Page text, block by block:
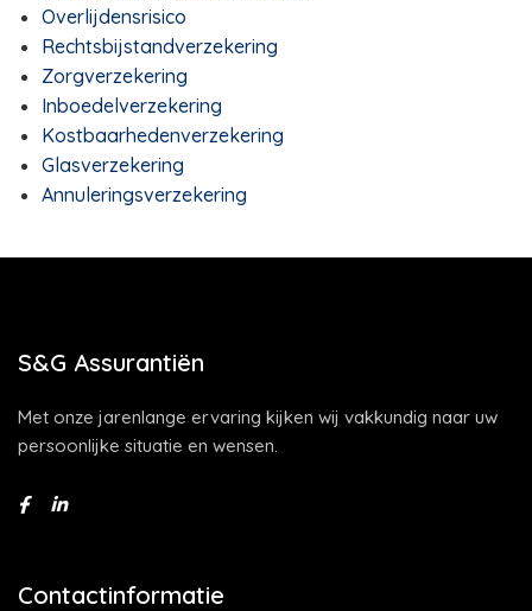
Overlijdensrisico
Rechtsbijstandverzekering
Zorgverzekering
Inboedelverzekering
Kostbaarhedenverzekering
Glasverzekering
Annuleringsverzekering
S&G Assurantiën
Met onze jarenlange ervaring kijken wij vakkundig naar uw
persoonlijke situatie en wensen.
Contactinformatie